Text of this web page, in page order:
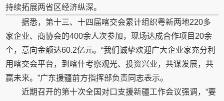
持续拓展两省区经济纵深。
据悉，第十三、十四届喀交会累计组织粤新两地220多
家企业、商协会的400余人次参加，现场达成合作项目20余
个，意向金额达60.2亿元。“我们诚挚欢迎广大企业家充分利
用喀交会平台，到喀什考察观光、投资兴业，共谋发展，共
赢未来。”广东援疆前方指挥部负责同志表示。
近期召开的第十次全国对口支援新疆工作会议强调，“要